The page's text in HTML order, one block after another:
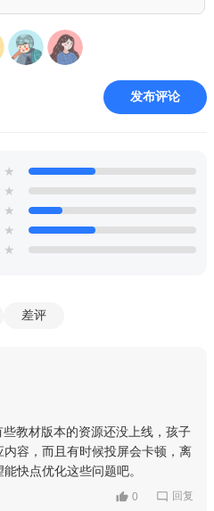
校、师生、家长提供专业化、精
括德育、课程教学、体育、美
研修、家庭教育、教改经验和教
资源目前已上线了部分教材版本
的资源也将不断丰富。
“我的学习”两个频道。其中，“学
行了改进，更好地支持用户自主
不同。教师可浏览“专题教育、
、家庭教育、教改实践经验”所有
教学、课后服务”3个栏目资源。
发布评论
★
★
★
★
★
差评
教材版本的资源还没上线，孩子
容，而且有时候投屏会卡顿，离
快点优化这些问题吧。
0 回复